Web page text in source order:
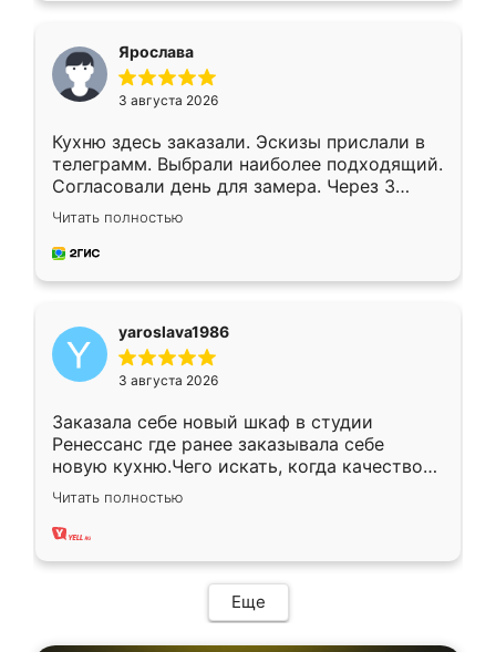
Ярослава
3 августа 2026
Кухню здесь заказали. Эскизы прислали в
телеграмм. Выбрали наиболее подходящий.
Согласовали день для замера. Через 3
недели кухня была уже готова. Остались
довольны работой. Спасибо Ренессанс
мебель за качественную работу!
Читать полностью
yaroslava1986
3 августа 2026
Заказала себе новый шкаф в студии
Ренессанс где ранее заказывала себе
новую кухню.Чего искать, когда качеством
вполне довольна. Служит кухня уже почти
два года, нареканий нет.
Читать полностью
Еще